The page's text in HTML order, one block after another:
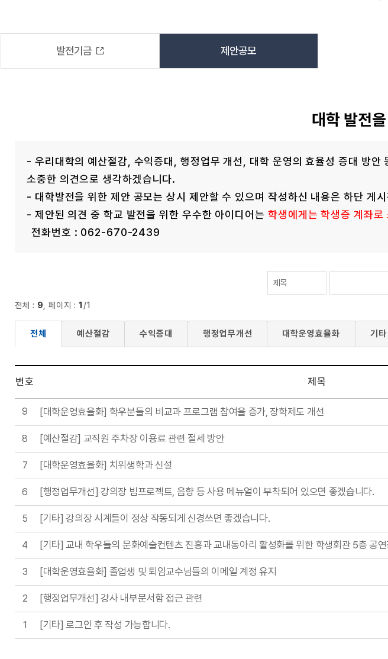
발전기금 제안공모
대학 발전
- 우리대학의 예산절감, 수익증대, 행정업무 개선, 대학 운영의 효율성 증대 방
소중한 의견으로 생각하겠습니다.
- 대학발전을 위한 제안 공모는 상시 제안할 수 있으며 작성하신 내용은 하단 게
- 제안된 의견 중 학교 발전을 위한 우수한 아이디어는 학생에게는 학생증 계좌
전화번호 : 062-670-2439
전체 : 9 , 페이지 : 1 /1
전체 예산절감 수익증대 행정업무개선 대학운영효율화 기타
번호 제목
9 [대학운영효율화] 학우분들의 비교과 프로그램 참여율 증가, 장학제도 개선
8 [예산절감] 교직원 주차장 이용료 관련 절세 방안
7 [대학운영효율화] 치위생학과 신설
6 [행정업무개선] 강의장 빔프로젝트, 음향 등 사용 메뉴얼이 부착되어 있으면 좋겠습니다.
5 [기타] 강의장 시계들이 정상 작동되게 신경쓰면 좋겠습니다.
4 [기타] 교내 학우들의 문화예술컨텐츠 진흥과 교내동아리 활성화를 위한 학생회관 5층 공
3 [대학운영효율화] 졸업생 및 퇴임교수님들의 이메일 계정 유지
2 [행정업무개선] 강사 내부문서함 접근 관련
1 [기타] 로그인 후 작성 가능합니다.